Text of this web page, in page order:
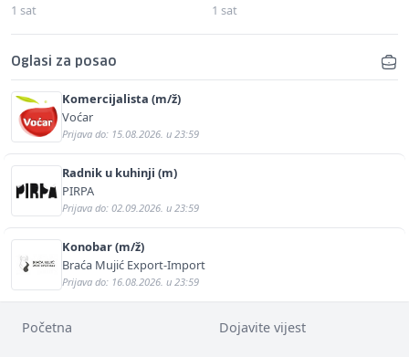
1 sat 1 sat
Oglasi za posao
Komercijalista (m/ž)
Voćar
Prijava do: 15.08.2026. u 23:59
Radnik u kuhinji (m)
PIRPA
Prijava do: 02.09.2026. u 23:59
Konobar (m/ž)
Braća Mujić Export-Import
Prijava do: 16.08.2026. u 23:59
Početna Dojavite vijest